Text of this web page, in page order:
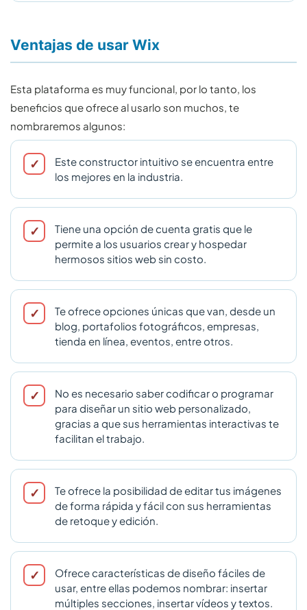
Ventajas de usar Wix
Esta plataforma es muy funcional, por lo tanto, los
beneficios que ofrece al usarlo son muchos, te
nombraremos algunos:
Este constructor intuitivo se encuentra entre
los mejores en la industria.
Tiene una opción de cuenta gratis que le
permite a los usuarios crear y hospedar
hermosos sitios web sin costo.
Te ofrece opciones únicas que van, desde un
blog, portafolios fotográficos, empresas,
tienda en línea, eventos, entre otros.
No es necesario saber codificar o programar
para diseñar un sitio web personalizado,
gracias a que sus herramientas interactivas te
facilitan el trabajo.
Te ofrece la posibilidad de editar tus imágenes
de forma rápida y fácil con sus herramientas
de retoque y edición.
Ofrece características de diseño fáciles de
usar, entre ellas podemos nombrar: insertar
múltiples secciones, insertar vídeos y textos.